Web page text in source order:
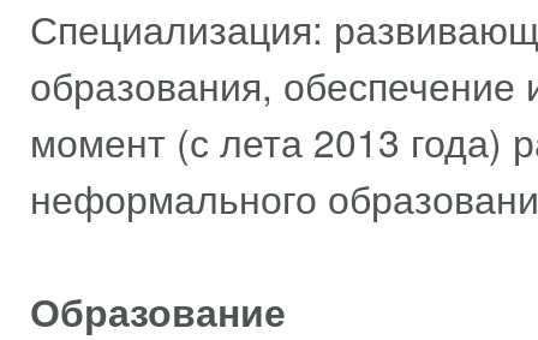
Специализация:
образования, обеспечение
момент (с лета 2013 года)
неформального
Образование